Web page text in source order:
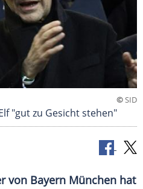
©SID
"gut zu Gesicht stehen"
von Bayern München hat